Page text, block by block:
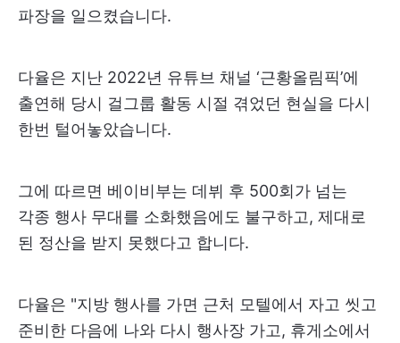
파장을 일으켰습니다.
다율은 지난 2022년 유튜브 채널 ‘근황올림픽’에
출연해 당시 걸그룹 활동 시절 겪었던 현실을 다시
한번 털어놓았습니다.
그에 따르면 베이비부는 데뷔 후 500회가 넘는
각종 행사 무대를 소화했음에도 불구하고, 제대로
된 정산을 받지 못했다고 합니다.
다율은 "지방 행사를 가면 근처 모텔에서 자고 씻고
준비한 다음에 나와 다시 행사장 가고, 휴게소에서